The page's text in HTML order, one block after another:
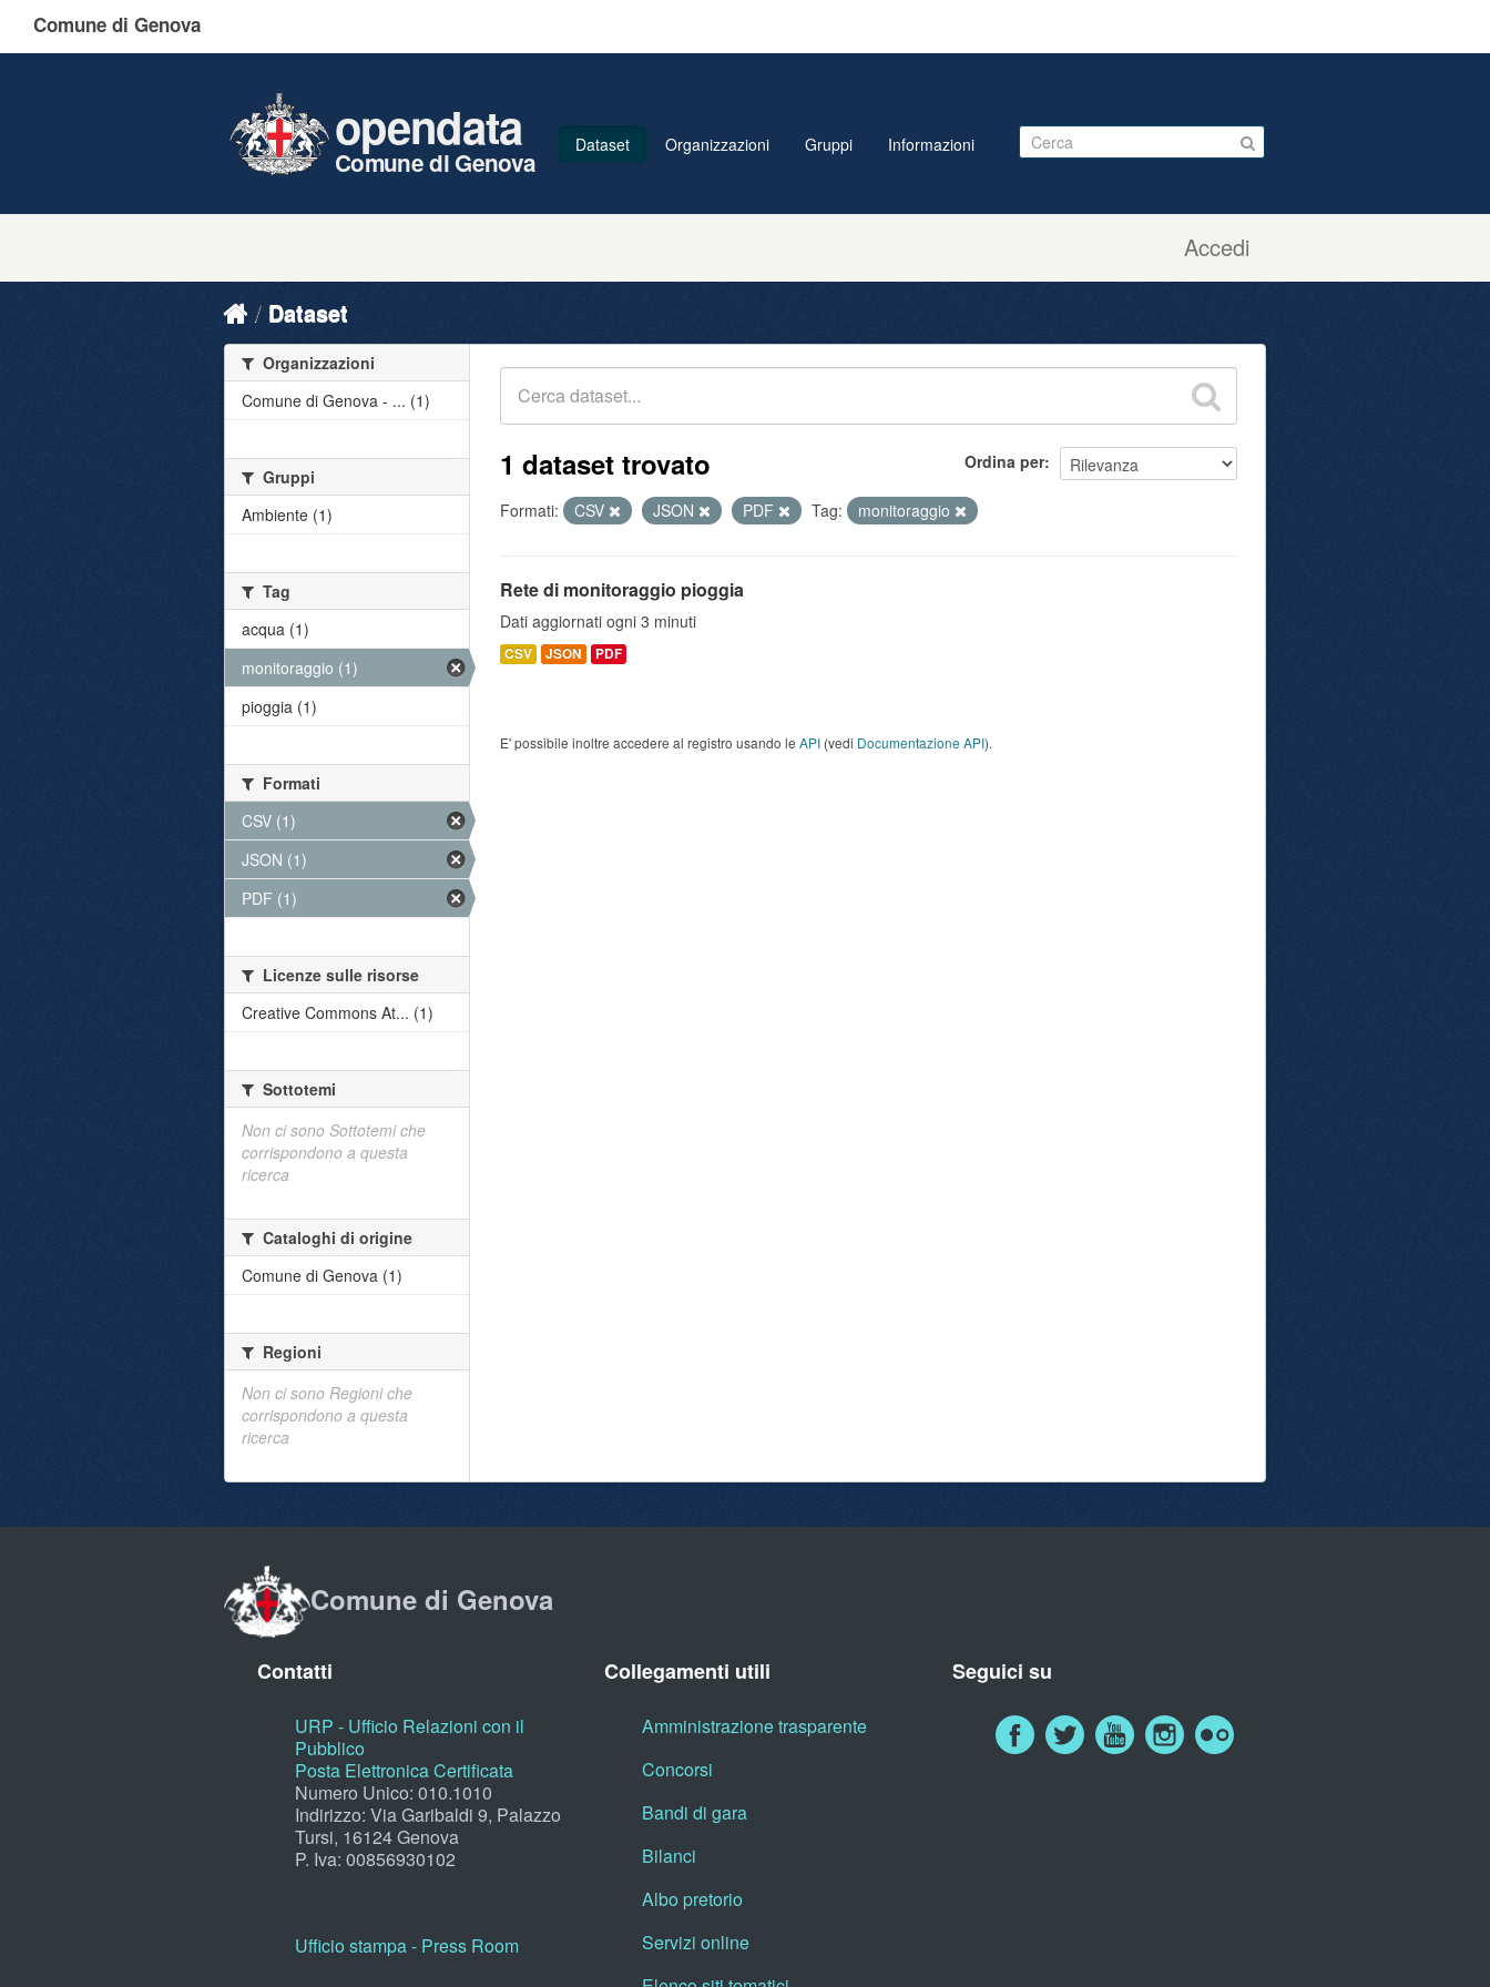
Comune di Genova
Accedi
opendata
Comune di Genova
Dataset Organizzazioni Gruppi Informazioni
Dataset
Ordina per
1 dataset trovato
Formati: CSV JSON PDF Tag: monitoraggio
Rete di monitoraggio pioggia
Dati aggiornati ogni 3 minuti
CSV JSON PDF
E' possibile inoltre accedere al registro usando le API (vedi Documentazione API).
Organizzazioni
Comune di Genova - ... (1)
Gruppi
Ambiente (1)
Tag
acqua (1)
monitoraggio (1)
pioggia (1)
Formati
CSV (1)
JSON (1)
PDF (1)
Licenze sulle risorse
Creative Commons At... (1)
Sottotemi
Non ci sono Sottotemi che
corrispondono a questa
ricerca
Cataloghi di origine
Comune di Genova (1)
Regioni
Non ci sono Regioni che
corrispondono a questa
ricerca
Comune di Genova
Contatti
URP - Ufficio Relazioni con il
Pubblico
Posta Elettronica Certificata
Numero Unico: 010.1010
Indirizzo: Via Garibaldi 9, Palazzo
Tursi, 16124 Genova
P. Iva: 00856930102
Ufficio stampa - Press Room
Collegamenti utili
Amministrazione trasparente
Concorsi
Bandi di gara
Bilanci
Albo pretorio
Servizi online
Seguici su